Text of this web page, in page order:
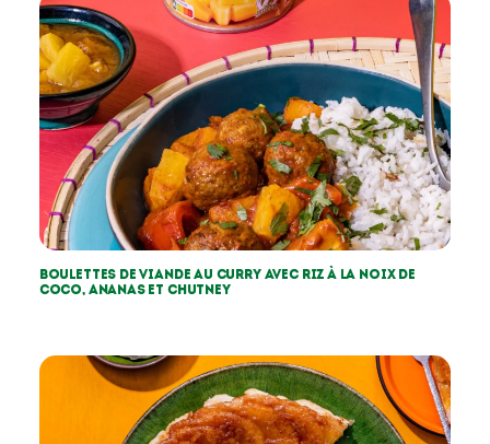
Boulettes de viande au curry avec riz à la noix de
coco, ananas et chutney